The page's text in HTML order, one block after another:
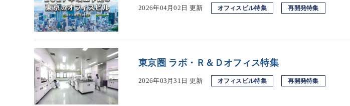
2026年04月02日 更新 オフィスビル特集 再開発特集
東京圏 ラボ・Ｒ＆Ｄオフィス特集
2026年03月31日 更新 オフィスビル特集 再開発特集